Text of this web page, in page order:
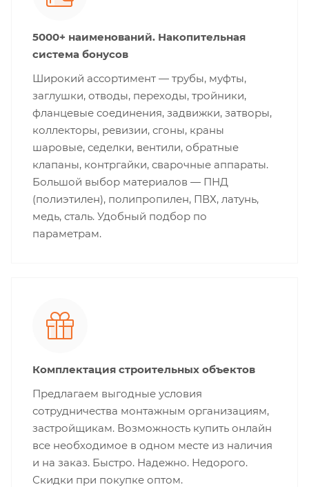
5000+ наименований. Накопительная
система бонусов
Широкий ассортимент — трубы, муфты,
заглушки, отводы, переходы, тройники,
фланцевые соединения, задвижки, затворы,
коллекторы, ревизии, сгоны, краны
шаровые, седелки, вентили, обратные
клапаны, контргайки, сварочные аппараты.
Большой выбор материалов — ПНД
(полиэтилен), полипропилен, ПВХ, латунь,
медь, сталь. Удобный подбор по
параметрам.
Комплектация строительных объектов
Предлагаем выгодные условия
сотрудничества монтажным организациям,
застройщикам. Возможность купить онлайн
все необходимое в одном месте из наличия
и на заказ. Быстро. Надежно. Недорого.
Скидки при покупке оптом.